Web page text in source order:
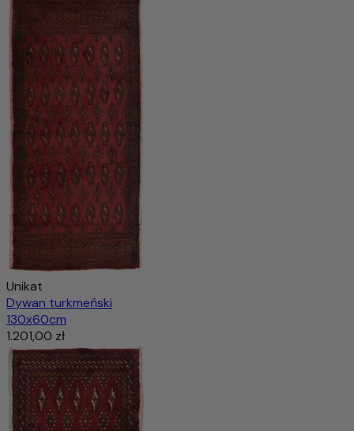
Abadeh Dywan 125x77cm - Dywan perski
1.779,00 zł 3.177,00 zł
Dodaj do koszyka
Unikat
Dywan turkmeński
130x60cm
1.201,00 zł